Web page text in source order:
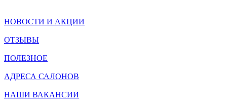
НОВОСТИ И АКЦИИ
ОТЗЫВЫ
ПОЛЕЗНОЕ
АДРЕСА САЛОНОВ
НАШИ ВАКАНСИИ